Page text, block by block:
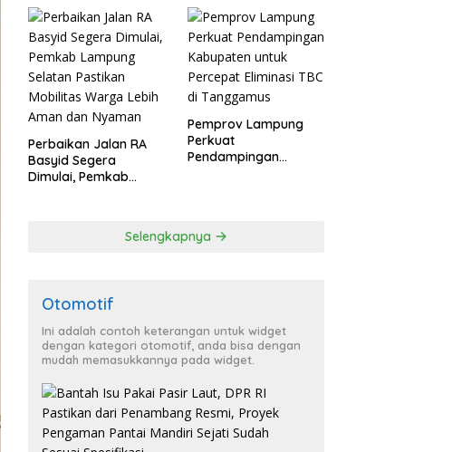
Perbaikan Jalan RA
Basyid Segera
Dimulai, Pemkab
Pemprov Lampung
Perkuat
Pendampingan
Selengkapnya
Otomotif
Ini adalah contoh keterangan untuk widget
dengan kategori otomotif, anda bisa dengan
mudah memasukkannya pada widget.